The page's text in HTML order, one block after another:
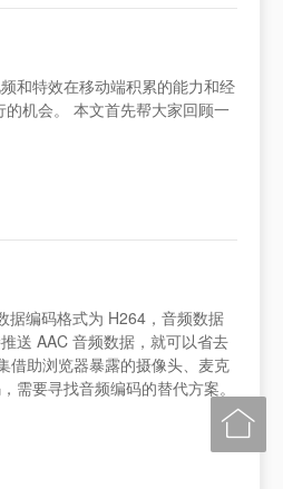
和特效在移动端积累的能力和经
机会。 本文首先帮大家回顾一
据编码格式为 H264，音频数据
送 AAC 音频数据，就可以省去
借助浏览器暴露的摄像头、麦克
要寻找音频编码的替代方案。
